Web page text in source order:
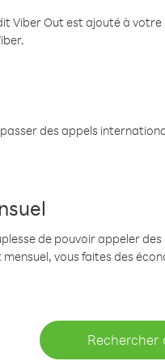
Viber Out est ajouté à
des appels
de pouvoir appeler
vous faites des
Rechercher